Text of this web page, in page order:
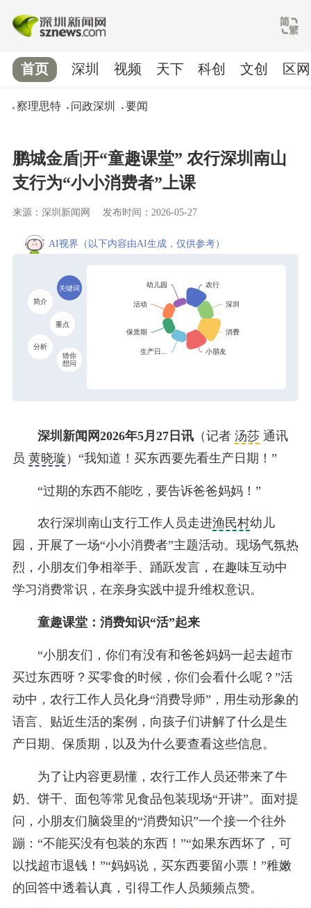
首页
察理思特 问政深圳 要闻
深圳 视频 天下 科创 文创 区网
鹏城金盾|开“童趣课堂” 农行深圳南山
支行为“小小消费者”上课
来源：深圳新闻网 发布时间：2026-05-27
AI视界 （以下内容由AI生成，仅供参考）
关键词
简介
重点
分析
猜你
想问
深圳新闻网2026年5月27日讯（记者 汤莎通讯
员 黄晓璇 ）“我知道！买东西要先看生产日期！”
“过期的东西不能吃，要告诉爸爸妈妈！”
农行深圳南山支行工作人员走进渔民村幼儿
园，开展了一场“小小消费者”主题活动。现场气氛热
烈，小朋友们争相举手、踊跃发言，在趣味互动中
学习消费常识，在亲身实践中提升维权意识。
童趣课堂：消费知识“活”起来
“小朋友们，你们有没有和爸爸妈妈一起去超市
买过东西呀？买零食的时候，你们会看什么呢？”活
动中，农行工作人员化身“消费导师”，用生动形象的
语言、贴近生活的案例，向孩子们讲解了什么是生
产日期、保质期，以及为什么要查看这些信息。
为了让内容更易懂，农行工作人员还带来了牛
奶、饼干、面包等常见食品包装现场“开讲”。面对提
问，小朋友们脑袋里的“消费知识”一个接一个往外
蹦：“不能买没有包装的东西！”“如果东西坏了，可
以找超市退钱！”“妈妈说，买东西要留小票！”稚嫩
的回答中透着认真，引得工作人员频频点赞。